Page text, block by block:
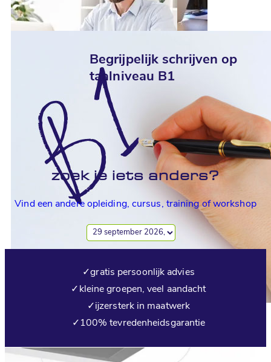
Begrijpelijk schrijven op
taalniveau B1
zoek je iets anders?
Vind een andere opleiding, cursus, training of workshop
✓gratis persoonlijk advies
✓ kleine groepen, veel aandacht
✓ijzersterk in maatwerk
✓ 100% tevredenheidsgarantie